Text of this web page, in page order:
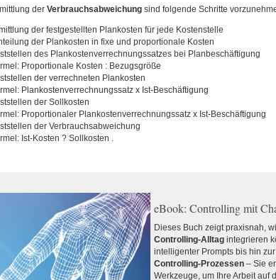
der Verbrauchsabweichungsind folgende Schritte
der festgestellten Plankosten für jede Kostenstelle
der Plankosten in fixe und proportionale Kosten
des Plankostenverrechnungssatzes bei Planbeschäftigung
Proportionale Kosten : Bezugsgröße
der verrechneten Plankosten
Plankostenverrechnungssatz x Ist-Beschäftigung
der Sollkosten
Proportionaler Plankostenverrechnungssatz x Ist-Beschäftigung
der Verbrauchsabweichung
Ist-Kosten ? Sollkosten .
eBook: Controlling mit
Dieses Buch zeigt praxisnah,
Controlling-Alltagintegrieren
intelligenter Prompts bis hin zur
Controlling-Prozessen– Sie
Werkzeuge, um Ihre Arbeit auf